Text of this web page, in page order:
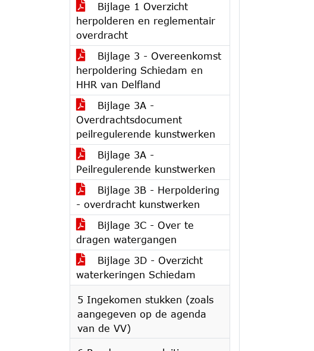
Bijlage 1 Overzicht
herpolderen en reglementair
overdracht
Bijlage 3 - Overeenkomst
herpoldering Schiedam en
HHR van Delfland
Bijlage 3A -
Overdrachtsdocument
peilregulerende kunstwerken
Bijlage 3A -
Peilregulerende kunstwerken
Bijlage 3B - Herpoldering
- overdracht kunstwerken
Bijlage 3C - Over te
dragen watergangen
Bijlage 3D - Overzicht
waterkeringen Schiedam
5 Ingekomen stukken (zoals
aangegeven op de agenda
van de VV)